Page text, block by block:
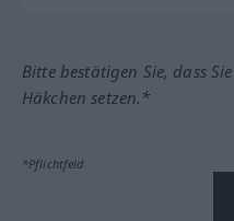
Bitte bestätigen Sie, dass
Häkchen setzen.*
*Pflichtfeld